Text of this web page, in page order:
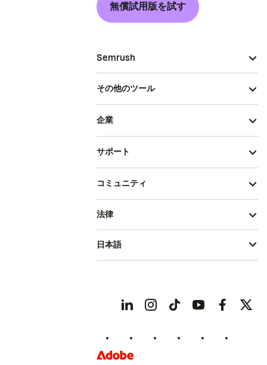
無償試用版を試す
Semrush
その他のツール
企業
サポート
コミュニティ
法律
日本語